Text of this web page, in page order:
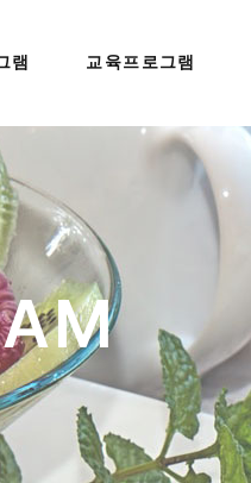
램 교육프로그램